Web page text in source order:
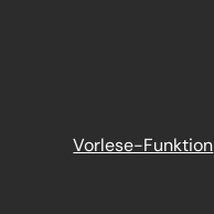
Vorlese-Funktion